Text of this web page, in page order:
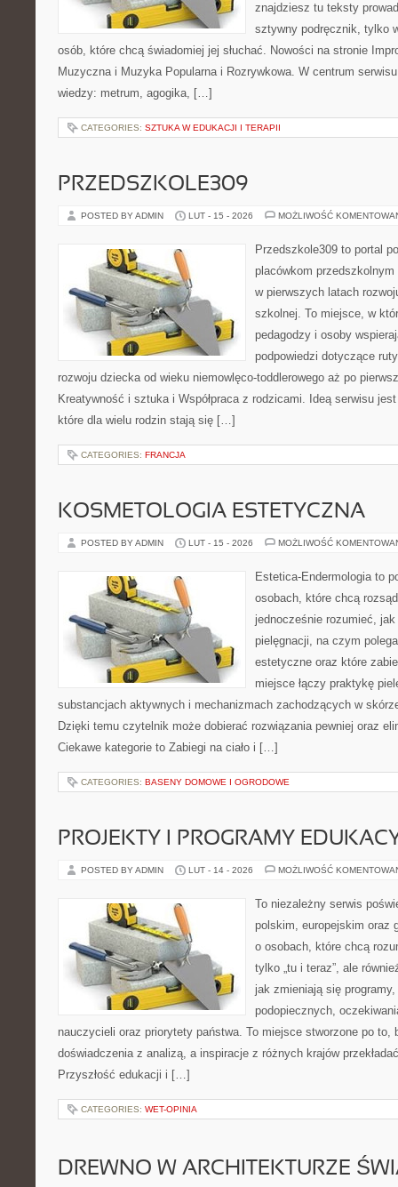
znajdziesz tu teksty
sztywny podręcznik, tylko
osób, które chcą świadomiej jej słuchać. Nowości na stronie
Muzyczna i Muzyka Popularna i Rozrywkowa. W centrum
wiedzy: metrum, agogika, […]
CATEGORIES: SZTUKA W EDUKACJI I TERAPII
PRZEDSZKOLE309
POSTED BY ADMIN LUT - 15 - 2026 MOŻLIWOŚĆ
Przedszkole309 to portal
placówkom
w pierwszych latach
szkolnej. To miejsce, w
pedagodzy i osoby
podpowiedzi dotyczące
rozwoju dziecka od wieku niemowlęco-toddlerowego aż po
Kreatywność i sztuka i Współpraca z rodzicami. Ideą serwisu
które dla wielu rodzin stają się […]
CATEGORIES: FRANCJA
KOSMETOLOGIA ESTETYCZNA
POSTED BY ADMIN LUT - 15 - 2026 MOŻLIWOŚĆ
Estetica-Endermologia to
osobach, które chcą
jednocześnie rozumieć, jak
pielęgnacji, na czym
estetyczne oraz które
miejsce łączy praktykę
substancjach aktywnych i mechanizmach zachodzących w
Dzięki temu czytelnik może dobierać rozwiązania pewniej oraz
Ciekawe kategorie to Zabiegi na ciało i […]
CATEGORIES: BASENY DOMOWE I OGRODOWE
PROJEKTY I PROGRAMY
POSTED BY ADMIN LUT - 14 - 2026 MOŻLIWOŚĆ
To niezależny serwis
polskim, europejskim oraz
o osobach, które chcą
tylko „tu i teraz”, ale
jak zmieniają się
podopiecznych,
nauczycieli oraz priorytety państwa. To miejsce stworzone po to,
doświadczenia z analizą, a inspiracje z różnych krajów
Przyszłość edukacji i […]
CATEGORIES: WET-OPINIA
DREWNO W ARCHITEKTURZE